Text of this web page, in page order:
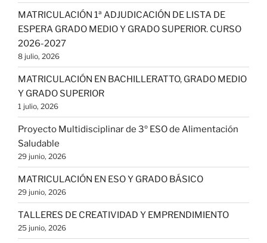
MATRICULACIÓN 1ª ADJUDICACIÓN DE LISTA DE
ESPERA GRADO MEDIO Y GRADO SUPERIOR. CURSO
2026-2027
8 julio, 2026
MATRICULACIÓN EN BACHILLERATTO, GRADO MEDIO
Y GRADO SUPERIOR
1 julio, 2026
Proyecto Multidisciplinar de 3º ESO de Alimentación
Saludable
29 junio, 2026
MATRICULACIÓN EN ESO Y GRADO BÁSICO
29 junio, 2026
TALLERES DE CREATIVIDAD Y EMPRENDIMIENTO
25 junio, 2026